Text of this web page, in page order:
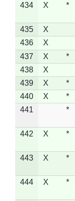
434
X *
435 X
436
X
437
X *
438
X
439
X *
440
X *
441
*
442
X *
443
X *
444 X *